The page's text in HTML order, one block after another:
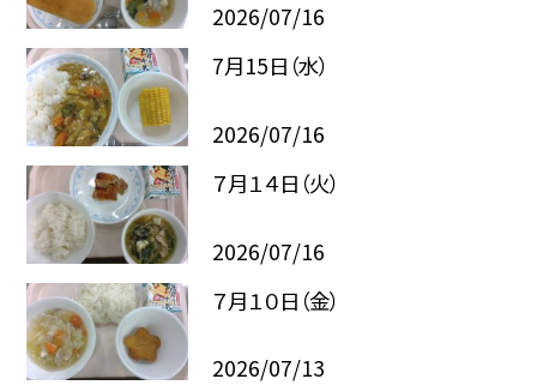
2026/07/16
7月15日（水）
2026/07/16
７月１４日（火）
2026/07/16
７月１０日（金）
2026/07/13